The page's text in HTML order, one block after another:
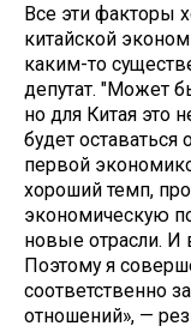
Все эти факторы
китайской
каким-то
депутат. "Может
но для Китая это
будет
первой
хороший темп,
экономическую
новые отрасли. И
Поэтому я
соответственно
отношений», —